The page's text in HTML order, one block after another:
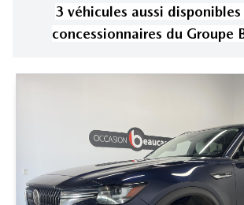
3 véhicules aussi disponibles
concessionnaires du Groupe